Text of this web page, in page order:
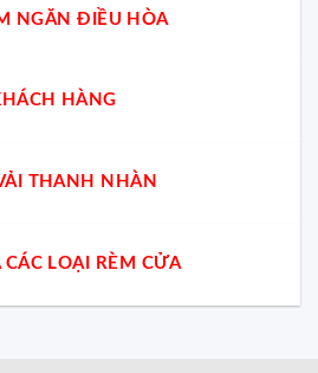
NGĂN ĐIỀU HÒA
HÀNG
THANH NHÀN
CÁC LOẠI RÈM CỬA